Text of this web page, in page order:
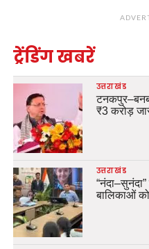
ट्रेंडिंग खबरें
उत्तराखंड
₹3 करोड़
उत्तराखंड
बालिकाओं